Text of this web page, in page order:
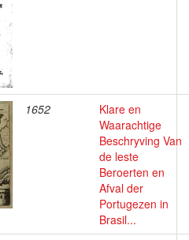
1652
Klare en
Waarachtige
Beschryving Van
de leste
Beroerten en
Afval der
Portugezen in
Brasil...